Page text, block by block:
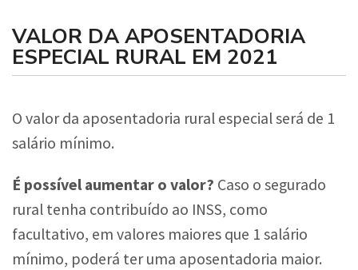
VALOR DA APOSENTADORIA
ESPECIAL RURAL EM 2021
O valor da aposentadoria rural especial será de 1
salário mínimo.
É possível aumentar o valor? Caso o segurado
rural tenha contribuído ao INSS, como
facultativo, em valores maiores que 1 salário
mínimo, poderá ter uma aposentadoria maior.